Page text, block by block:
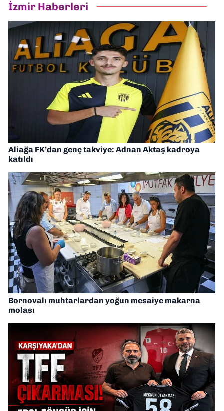
İzmir Haberleri
Aliağa FK’dan genç takviye: Adnan Aktaş kadroya
katıldı
Bornovalı muhtarlardan yoğun mesaiye makarna
molası